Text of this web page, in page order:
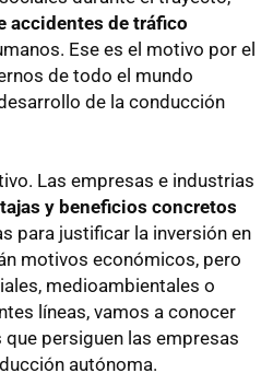
accidentes de tráfico
Ese es el motivo por el
de todo el mundo
de la conducción
Las empresas e industrias
y beneficios concretos
para justificar la inversión en
motivos económicos, pero
medioambientales o
líneas, vamos a conocer
persiguen las empresas
autónoma.